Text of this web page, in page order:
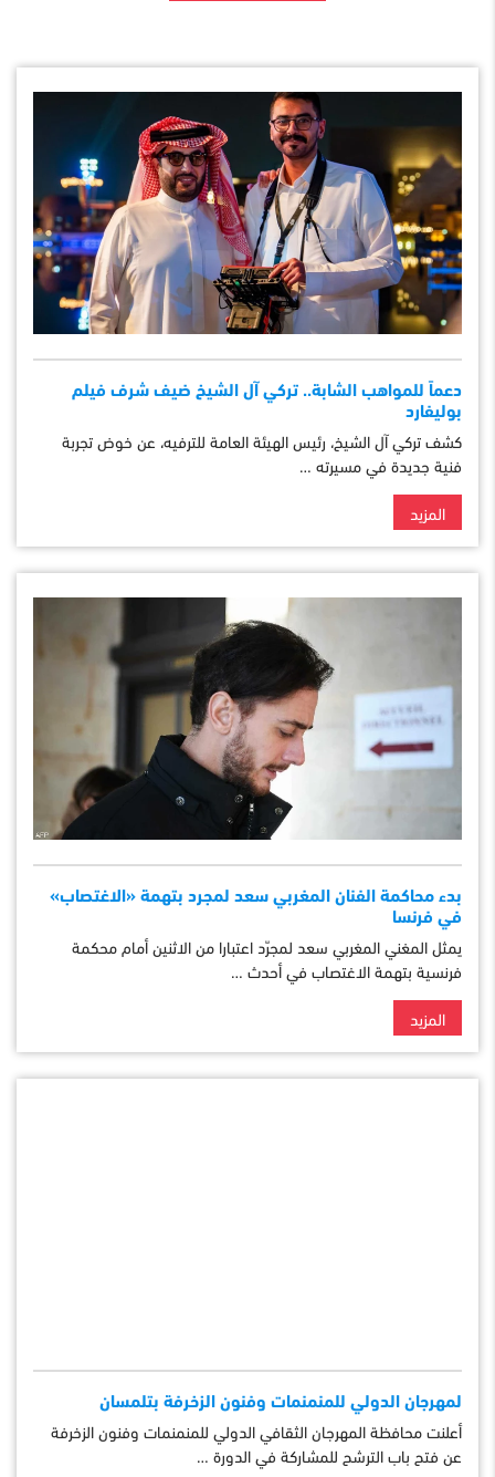
دعماً للمواهب الشابة.. تركي آل الشيخ ضيف شرف فيلم
بوليفارد
كشف تركي آل الشيخ، رئيس الهيئة العامة للترفيه، عن خوض تجربة
فنية جديدة في مسيرته …
المزيد
بدء محاكمة الفنان المغربي سعد لمجرد بتهمة «الاغتصاب»
في فرنسا
يمثل المغني المغربي سعد لمجرّد اعتبارا من الاثنين أمام محكمة
فرنسية بتهمة الاغتصاب في أحدث …
المزيد
لمهرجان الدولي للمنمنمات وفنون الزخرفة بتلمسان
أعلنت محافظة المهرجان الثقافي الدولي للمنمنمات وفنون الزخرفة
عن فتح باب الترشح للمشاركة في الدورة …